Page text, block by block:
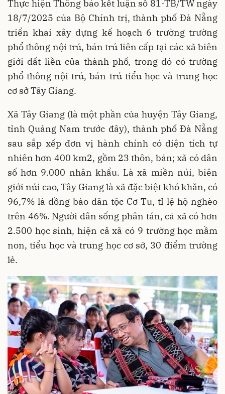
Thực hiện Thông báo kết luận số 81-TB/TW ngày
18/7/2025 của Bộ Chính trị, thành phố Đà Nẵng
triển khai xây dựng kế hoạch 6 trường trường
phổ thông nội trú, bán trú liên cấp tại các xã biên
giới đất liền của thành phố, trong đó có trường
phổ thông nội trú, bán trú tiểu học và trung học
cơ sở Tây Giang.
Xã Tây Giang (là một phần của huyện Tây Giang,
tỉnh Quảng Nam trước đây), thành phố Đà Nẵng
sau sắp xếp đơn vị hành chính có diện tích tự
nhiên hơn 400 km2, gồm 23 thôn, bản; xã có dân
số hơn 9.000 nhân khẩu. Là xã miền núi, biên
giới núi cao, Tây Giang là xã đặc biệt khó khăn, có
96,7% là đồng bào dân tộc Cơ Tu, tỉ lệ hộ nghèo
trên 46%. Người dân sống phân tán, cả xã có hơn
2.500 học sinh, hiện cả xã có 9 trường học mầm
non, tiểu học và trung học cơ sở, 30 điểm trường
lẻ.